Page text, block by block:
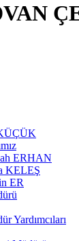
ERHAN
KELEŞ
ER
Yardımcıları